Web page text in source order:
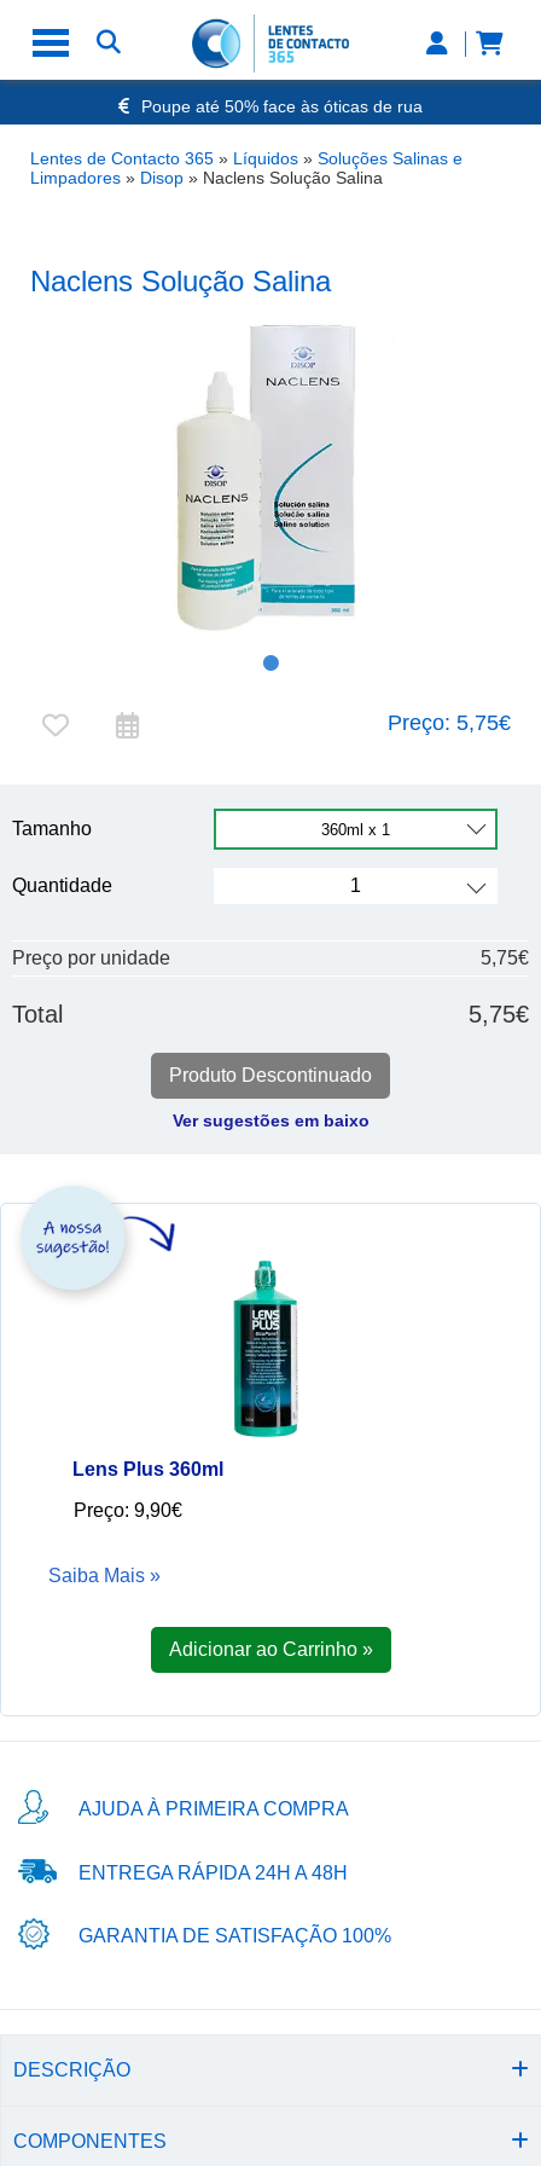
Poupe até 50% face às óticas de rua
Envio Rápido 24h a 48h
Nº1 na Opinião dos Clientes
Lentes de Contacto 365 » Líquidos » Soluções Salinas e
Limpadores » Disop » Naclens Solução Salina
Naclens Solução Salina
Preço: 5,75€
Tamanho
Quantidade
Preço por unidade 5,75€
Total 5,75€
Produto Descontinuado
Ver sugestões em baixo
Lens Plus 360ml
Preço:9,90€
Saiba Mais »
Adicionar ao Carrinho »
AJUDA À PRIMEIRA COMPRA
ENTREGA RÁPIDA 24H A 48H
GARANTIA DE SATISFAÇÃO 100%
DESCRIÇÃO
COMPONENTES